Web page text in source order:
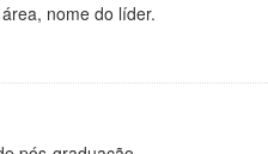
nome do líder.